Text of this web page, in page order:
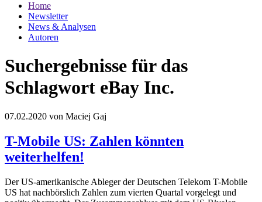
Home
Newsletter
News & Analysen
Autoren
Suchergebnisse für das
Schlagwort eBay Inc.
07.02.2020 von Maciej Gaj
T-Mobile US: Zahlen könnten
weiterhelfen!
Der US-amerikanische Ableger der Deutschen Telekom T-Mobile
US hat nachbörslich Zahlen zum vierten Quartal vorgelegt und